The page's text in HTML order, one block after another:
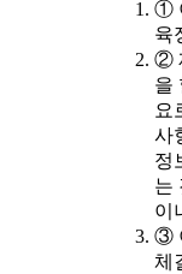
①
육
②
을
요
사
정
는
이
③
체